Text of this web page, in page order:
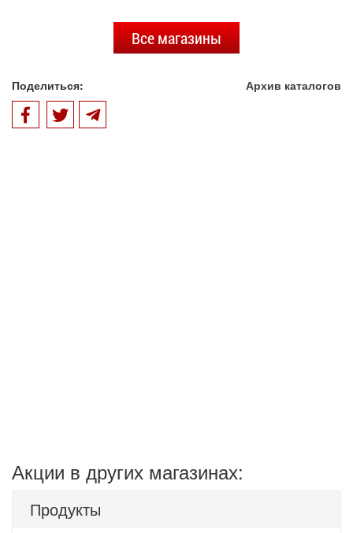
Все магазины
Поделиться: Архив каталогов
Акции в других магазинах:
Продукты